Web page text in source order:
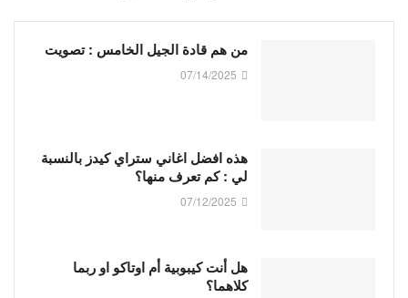
من هم قادة الجيل الخامس : تصويت
07/14/2025
هذه افضل اغاني ستراي كيدز بالنسبة
لي : كم تعرف منها؟
07/12/2025
هل أنت كيبوبية أم اوتاكو او ربما
كلاهما؟